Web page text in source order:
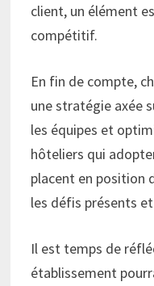
client, un élément
compétitif.
En fin de compte,
une stratégie axée
les équipes et
hôteliers qui
placent en position
les défis présents
Il est temps de
établissement